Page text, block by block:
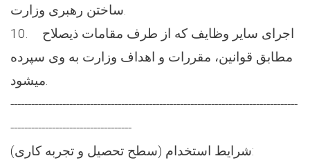
10. اجرای سایر وظایف که از طرف مقامات ذیصلاح
مطابق قوانین، مقررات و اهداف وزارت به وی سپرده
-----------------------------------------------------------------------------------
-----------------------------------
شرایط استخدام (سطح تحصیل و تجربه کاری):